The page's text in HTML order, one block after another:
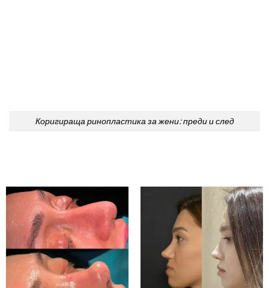
Коригираща ринопластика за жени: преди и след